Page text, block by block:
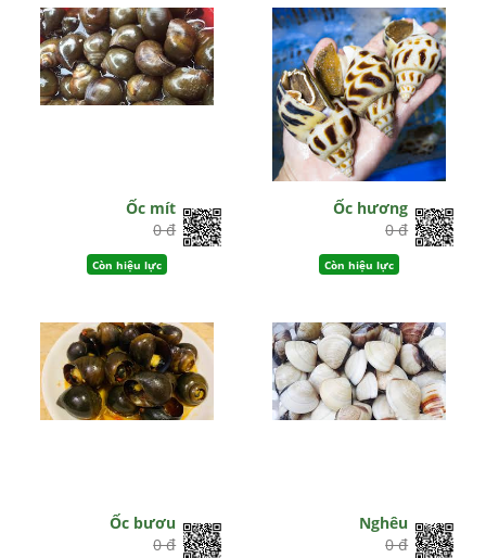
Ốc mít
0 đ
Còn hiệu lực
Ốc hương
0 đ
Còn hiệu lực
Ốc bươu
0 đ
Nghêu
0 đ